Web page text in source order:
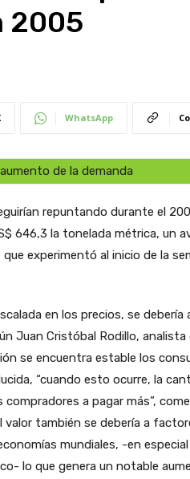
2005
WhatsApp
de la demanda
repuntando durante el
646,3 la tonelada métrica, un
que experimentó al inicio de la
en los precios, se debería
Juan Cristóbal Rodillo, analista
se encuentra estable los
“cuando esto ocurre, la
a pagar más”,
valor también se debería a
mundiales, -en
lo que genera un notable